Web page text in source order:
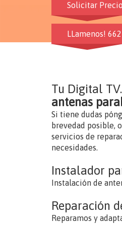
Solicitar Precio
LLamenos!
Tu Digital
antenas
Si tiene dudas
brevedad posible,
servicios de
necesidades.
Instalador
Instalación de
Reparación
Reparamos y